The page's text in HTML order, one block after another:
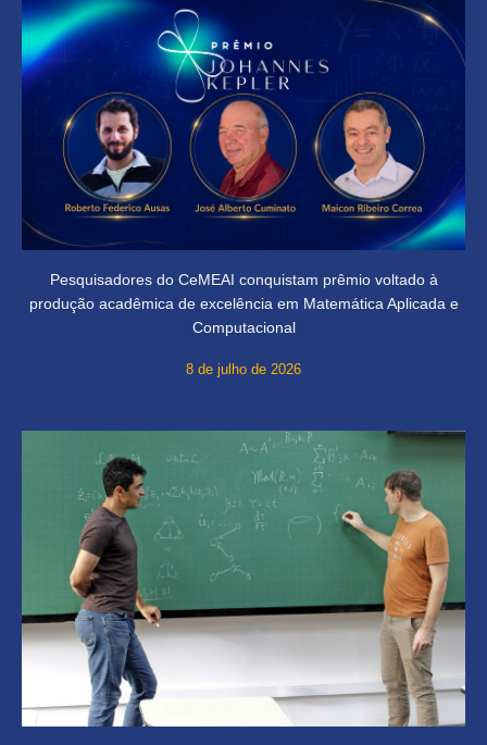
Pesquisadores do CeMEAI conquistam prêmio voltado à
produção acadêmica de excelência em Matemática Aplicada e
Computacional
8 de julho de 2026